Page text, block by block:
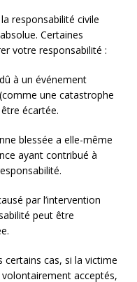
responsabilité civile
Certaines
votre responsabilité :
à un événement
une catastrophe
écartée.
blessée a elle-même
ayant contribué à
par l’intervention
peut être
certains cas, si la victime
acceptés,